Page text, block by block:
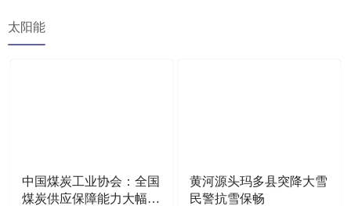
太阳能
中国煤炭工业协会：全国
煤炭供应保障能力大幅增
黄河源头玛多县突降大雪
民警抗雪保畅